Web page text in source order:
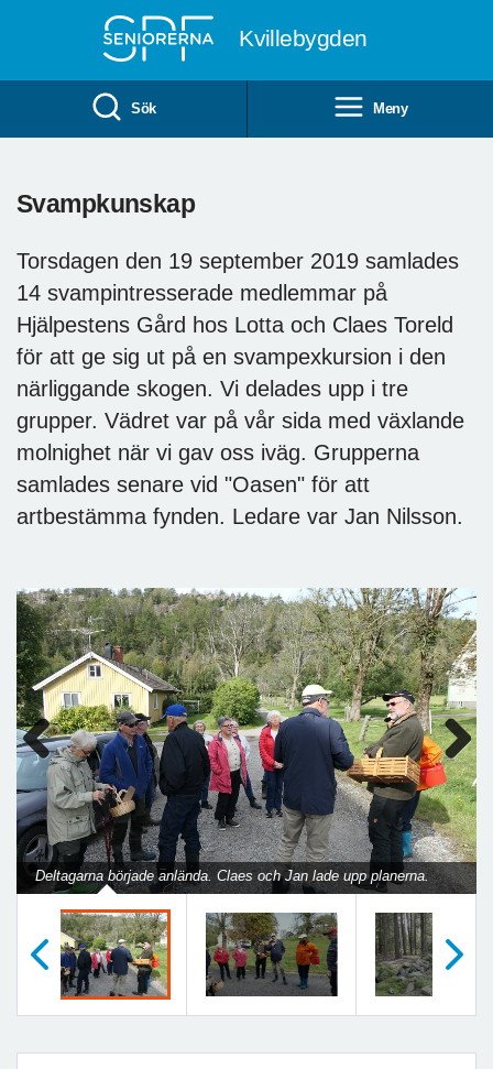
Kvillebygden
Sök Meny
Svampkunskap
Torsdagen den 19 september 2019 samlades
14 svampintresserade medlemmar på
Hjälpestens Gård hos Lotta och Claes Toreld
för att ge sig ut på en svampexkursion i den
närliggande skogen. Vi delades upp i tre
grupper. Vädret var på vår sida med växlande
molnighet när vi gav oss iväg. Grupperna
samlades senare vid "Oasen" för att
artbestämma fynden. Ledare var Jan Nilsson.
Deltagarna började anlända. Claes och Jan lade upp planerna.
Previous Next